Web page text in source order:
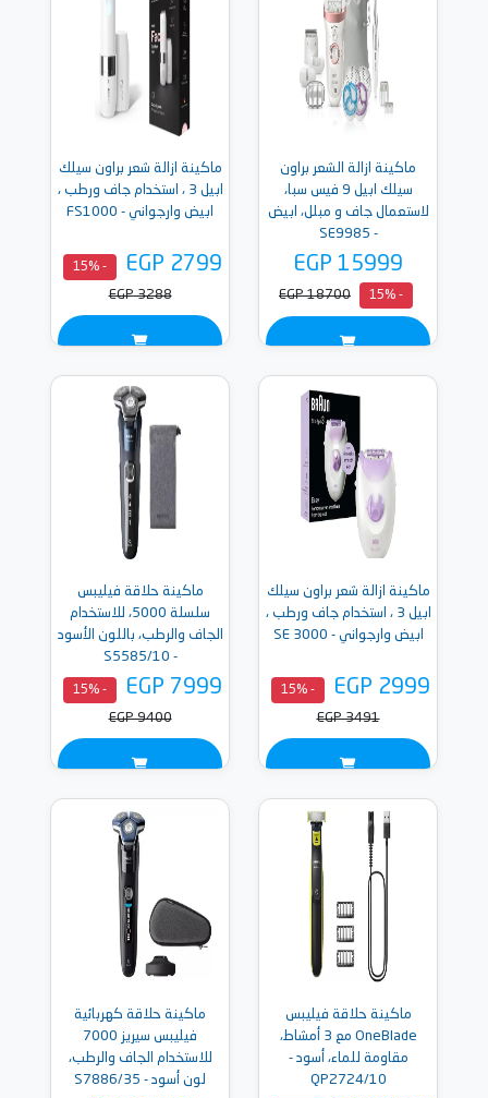
ماكينة ازالة الشعر براون
سيلك ابيل 9 فيس سبا،
لاستعمال جاف و مبلل، ابيض
- SE9985
EGP 15999
- 15%
EGP 18700
ماكينة ازالة شعر براون سيلك
ابيل 3 ، استخدام جاف ورطب ،
ابيض وارجواني - FS1000
EGP 2799
- 15%
EGP 3288
ماكينة ازالة شعر براون سيلك
ابيل 3 ، استخدام جاف ورطب ،
ابيض وارجواني - SE 3000
EGP 2999
- 15%
EGP 3491
ماكينة حلاقة فيليبس
سلسلة 5000، للاستخدام
الجاف والرطب، باللون الأسود
- S5585/10
EGP 7999
- 15%
EGP 9400
ماكينة حلاقة فيليبس
OneBlade مع 3 أمشاط،
مقاومة للماء، أسود -
QP2724/10
ماكينة حلاقة كهربائية
فيليبس سيريز 7000
للاستخدام الجاف والرطب،
لون أسود - S7886/35